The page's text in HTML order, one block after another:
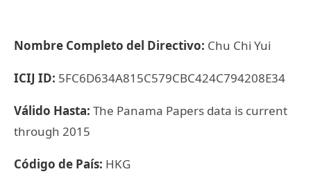
Nombre Completo del Directivo: Chu Chi Yui
ICIJ ID: 5FC6D634A815C579CBC424C794208E34
Válido Hasta: The Panama Papers data is current
through 2015
Código de País: HKG